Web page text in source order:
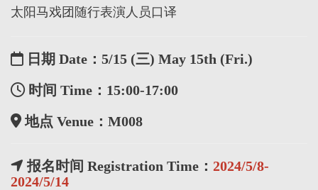
太阳马戏团随行表演人员口译
日期 Date：5/15 (三) May 15th (Fri.)
时间 Time：15:00-17:00
地点 Venue：M008
报名时间 Registration Time： 2024/5/8-
2024/5/14